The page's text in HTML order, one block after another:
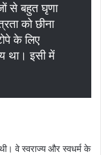
से बहुत घृणा
को छीना
के लिए
था। इसी में
वे स्वराज्य और स्वधर्म के